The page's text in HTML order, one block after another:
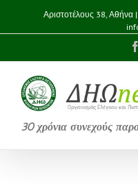
Αριστοτέλους 38,
30 χρόνια συνεχούς